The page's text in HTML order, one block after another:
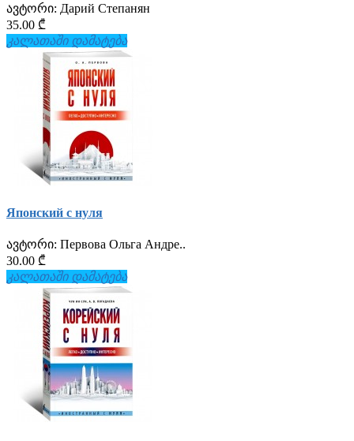
ავტორი: Дарий Степанян
35.00 ₾
კალათაში დამატება
Японский с нуля
ავტორი: Первова Ольга Андре..
30.00 ₾
კალათაში დამატება